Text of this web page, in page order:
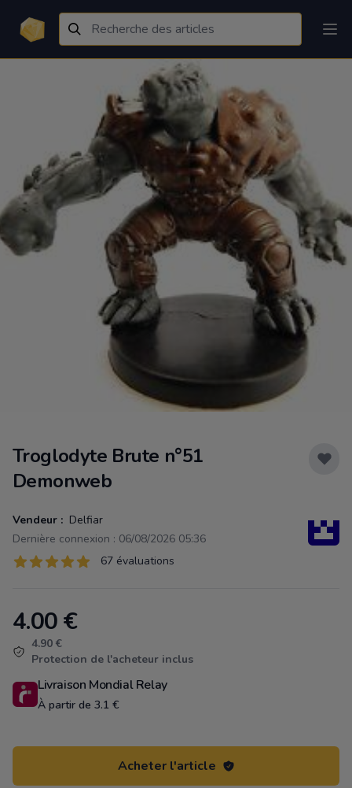
Troglodyte Brute n°51
Demonweb
Vendeur : Delfiar
Dernière connexion : 06/08/2026 05:36
Évaluations
67 sur 5 étoiles 67 évaluations
Product information
4.00€
4.90 €
Protection de l'acheteur inclus
Livraison Mondial Relay
À partir de 3.1 €
Acheter l'article